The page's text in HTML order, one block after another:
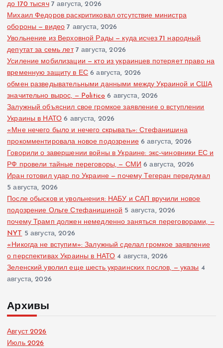
до 170 тысяч 7 августа, 2026
Михаил Федоров раскритиковал отсутствие министра
обороны — видео 7 августа, 2026
Увольнение из Верховной Рады — куда исчез 71 народный
депутат за семь лет 7 августа, 2026
Усиление мобилизации — кто из украинцев потеряет право на
временную защиту в ЕС 6 августа, 2026
обмен разведывательными данными между Украиной и США
значительно вырос, — Politico 6 августа, 2026
Залужный объяснил свое громкое заявление о вступлении
Украины в НАТО 6 августа, 2026
«Мне нечего было и нечего скрывать»: Стефанишина
прокомментировала новое подозрение 6 августа, 2026
Говорили о завершении войны в Украине: экс-чиновники ЕС и
РФ провели тайные переговоры, — СМИ 6 августа, 2026
Иран готовил удар по Украине — почему Тегеран передумал
5 августа, 2026
После обысков и увольнения: НАБУ и САП вручили новое
подозрение Ольге Стефанишиной 5 августа, 2026
почему Трамп должен немедленно заняться переговорами, —
NYT 5 августа, 2026
«Никогда не вступим»: Залужный сделал громкое заявление
о перспективах Украины в НАТО 4 августа, 2026
Зеленский уволил еще шесть украинских послов, — указы 4
августа, 2026
Архивы
Август 2026
Июль 2026